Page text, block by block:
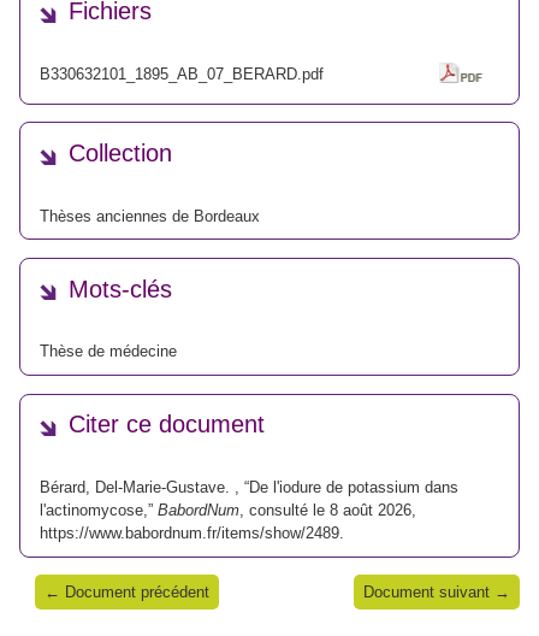
Fichiers
B330632101_1895_AB_07_BERARD.pdf
Collection
Thèses anciennes de Bordeaux
Mots-clés
Thèse de médecine
Citer ce document
Bérard, Del-Marie-Gustave. , “De l'iodure de potassium dans
l'actinomycose,” BabordNum , consulté le 8 août 2026,
https://www.babordnum.fr/items/show/2489
← Document précédent Document suivant →